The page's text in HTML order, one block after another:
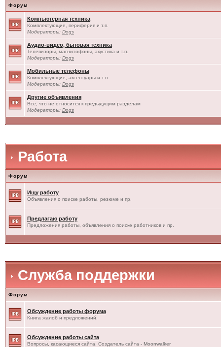
Форум
Компьютерная техника
Комплектующие, периферия и т.п.
Модераторы: Dogs
Аудио-видео, бытовая техника
Телевизоры, магнитофоны, акустика и т.п.
Модераторы: Dogs
Мобильные телефоны
Комплектующие, аксессуары и т.п.
Модераторы: Dogs
Другие объявления
Все, что не относится к предыдущим разделам
Модераторы: Dogs
Работа
Форум
Ищу работу
Объявления о поиске работы, резюме и пр.
Предлагаю работу
Предложения работы, объявления о поиске работников и пр.
Служба поддержки
Форум
Обсуждение работы форума
Книга жалоб и предложений.
Обсуждение работы сайта
Вопросы, касающиеся сайта. Создатель сайта - Moonwalker